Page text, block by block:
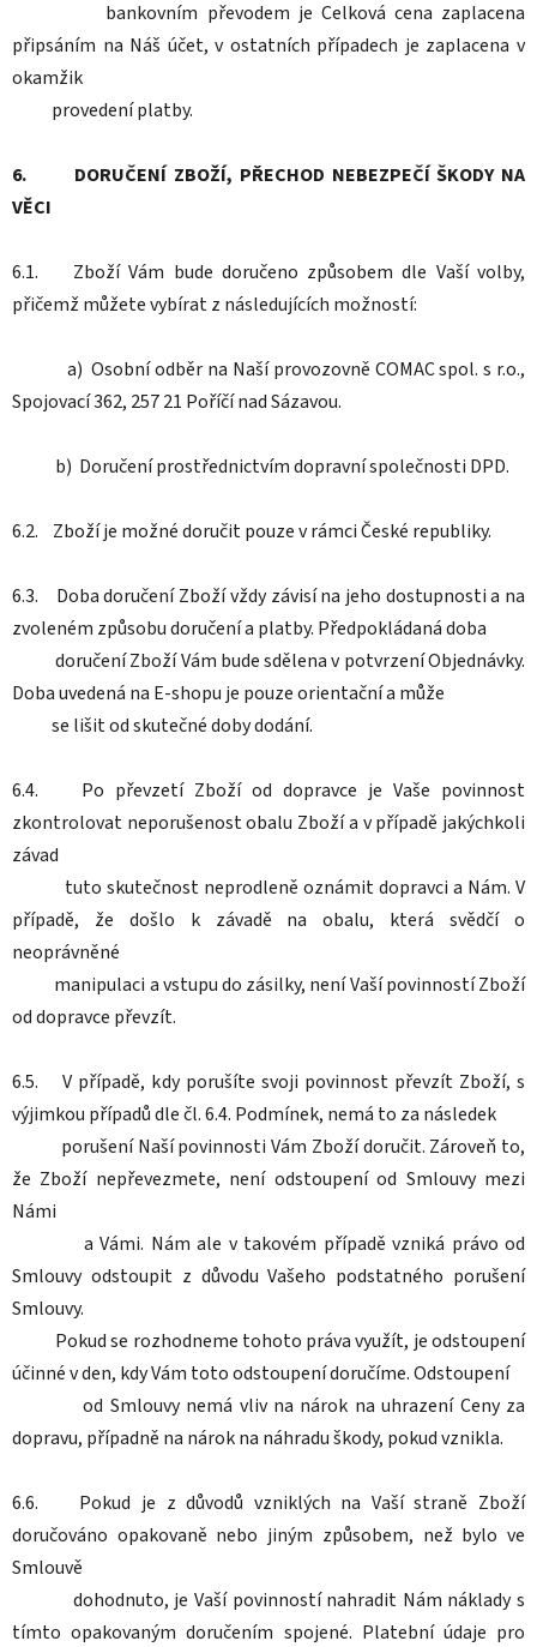
bankovním převodem je Celková cena zaplacena
připsáním na Náš účet, v ostatních případech je zaplacena v
okamžik
provedení platby.
6. DORUČENÍ ZBOŽÍ, PŘECHOD NEBEZPEČÍ ŠKODY NA
VĚCI
6.1. Zboží Vám bude doručeno způsobem dle Vaší volby,
přičemž můžete vybírat z následujících možností:
a) Osobní odběr na Naší provozovně COMAC spol. s r.o.,
Spojovací 362, 257 21 Poříčí nad Sázavou.
b) Doručení prostřednictvím dopravní společnosti DPD.
6.2. Zboží je možné doručit pouze v rámci České republiky.
6.3. Doba doručení Zboží vždy závisí na jeho dostupnosti a na
zvoleném způsobu doručení a platby. Předpokládaná doba
doručení Zboží Vám bude sdělena v potvrzení Objednávky.
Doba uvedená na E-shopu je pouze orientační a může
se lišit od skutečné doby dodání.
6.4. Po převzetí Zboží od dopravce je Vaše povinnost
zkontrolovat neporušenost obalu Zboží a v případě jakýchkoli
závad
tuto skutečnost neprodleně oznámit dopravci a Nám. V
případě, že došlo k závadě na obalu, která svědčí o
neoprávněné
manipulaci a vstupu do zásilky, není Vaší povinností Zboží
od dopravce převzít.
6.5. V případě, kdy porušíte svoji povinnost převzít Zboží, s
výjimkou případů dle čl. 6.4. Podmínek, nemá to za následek
porušení Naší povinnosti Vám Zboží doručit. Zároveň to,
že Zboží nepřevezmete, není odstoupení od Smlouvy mezi
Námi
a Vámi. Nám ale v takovém případě vzniká právo od
Smlouvy odstoupit z důvodu Vašeho podstatného porušení
Smlouvy.
Pokud se rozhodneme tohoto práva využít, je odstoupení
účinné v den, kdy Vám toto odstoupení doručíme. Odstoupení
od Smlouvy nemá vliv na nárok na uhrazení Ceny za
dopravu, případně na nárok na náhradu škody, pokud vznikla.
6.6. Pokud je z důvodů vzniklých na Vaší straně Zboží
doručováno opakovaně nebo jiným způsobem, než bylo ve
Smlouvě
dohodnuto, je Vaší povinností nahradit Nám náklady s
tímto opakovaným doručením spojené. Platební údaje pro